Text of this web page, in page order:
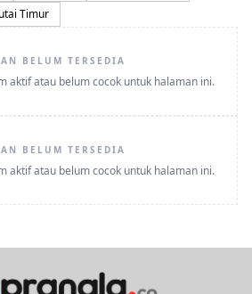
Timur
BELUM TERSEDIA
aktif atau belum cocok untuk halaman ini.
BELUM TERSEDIA
aktif atau belum cocok untuk halaman ini.